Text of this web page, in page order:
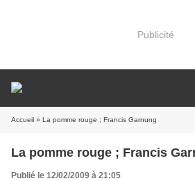
Publicité
Accueil » La pomme rouge ; Francis Garnung
La pomme rouge ; Francis
Publié le 12/02/2009 à 21:05